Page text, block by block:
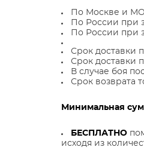
По Москве и МО
По России при
По России при
Срок доставки
Срок доставки
В случае боя
Срок возврата
Минимальная
БЕСПЛАТНО
исходя из